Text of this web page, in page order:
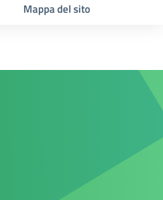
Mappa del sito